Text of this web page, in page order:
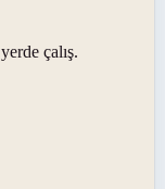
çalış.